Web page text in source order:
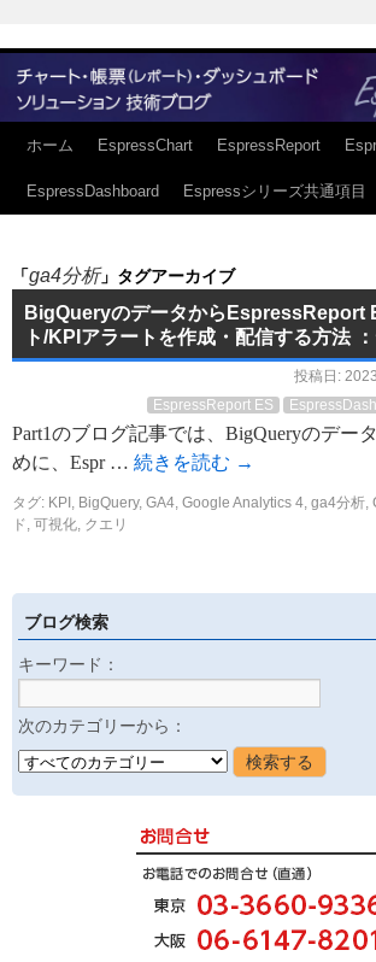
ホーム EspressChart EspressReport
EspressDashboard Espressシリーズ共通項目
「ga4分析」タグアーカイブ
BigQueryのデータからEspressReport
ト/KPIアラートを作成・配信する方法
投稿日:
EspressReport ES
Part1のブログ記事では、BigQueryのデー
めに、Espr … 続きを読む →
タグ: KPI , BigQuery, GA4, Google Analytics 4, ga4分析,
ド, 可視化, クエリ
ブログ検索
キーワード：
次のカテゴリーから：